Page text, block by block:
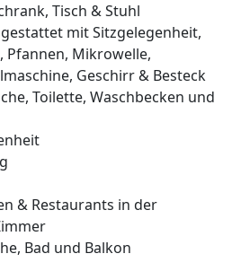
Tisch & Stuhl
mit Sitzgelegenheit,
Pfannen, Mikrowelle,
Geschirr & Besteck
Toilette, Waschbecken und
& Restaurants in der
Bad und Balkon